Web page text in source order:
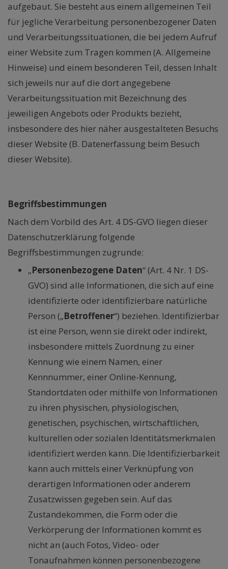
aufgebaut. Sie besteht aus einem allgemeinen Teil
für jegliche Verarbeitung personenbezogener Daten
und Verarbeitungssituationen, die bei jedem Aufruf
einer Website zum Tragen kommen (A. Allgemeine
Hinweise) und einem besonderen Teil, dessen Inhalt
sich jeweils nur auf die dort angegebene
Verarbeitungssituation mit Bezeichnung des
jeweiligen Angebots oder Produkts bezieht,
insbesondere des hier näher ausgestalteten Besuchs
dieser Website (B. Datenerfassung beim Besuch
dieser Website).
Begriffsbestimmungen
Nach dem Vorbild des Art. 4 DS-GVO liegen dieser
Datenschutzerklärung folgende
Begriffsbestimmungen zugrunde:
„Personenbezogene Daten“ (Art. 4 Nr. 1 DS-
GVO) sind alle Informationen, die sich auf eine
identifizierte oder identifizierbare natürliche
Person („Betroffener“) beziehen. Identifizierbar
ist eine Person, wenn sie direkt oder indirekt,
insbesondere mittels Zuordnung zu einer
Kennung wie einem Namen, einer
Kennnummer, einer Online-Kennung,
Standortdaten oder mithilfe von Informationen
zu ihren physischen, physiologischen,
genetischen, psychischen, wirtschaftlichen,
kulturellen oder sozialen Identitätsmerkmalen
identifiziert werden kann. Die Identifizierbarkeit
kann auch mittels einer Verknüpfung von
derartigen Informationen oder anderem
Zusatzwissen gegeben sein. Auf das
Zustandekommen, die Form oder die
Verkörperung der Informationen kommt es
nicht an (auch Fotos, Video- oder
Tonaufnahmen können personenbezogene